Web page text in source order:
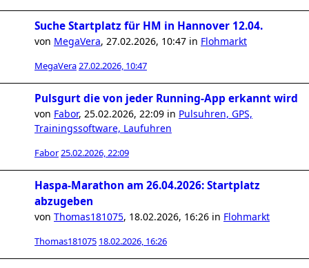
Suche Startplatz für HM in Hannover 12.04.
von MegaVera, 27.02.2026, 10:47 in Flohmarkt
MegaVera27.02.2026, 10:47
Pulsgurt die von jeder Running-App erkannt wird
von Fabor, 25.02.2026, 22:09 in Pulsuhren, GPS,
Trainingssoftware, Laufuhren
Fabor25.02.2026, 22:09
Haspa-Marathon am 26.04.2026: Startplatz
abzugeben
von Thomas181075, 18.02.2026, 16:26 in Flohmarkt
Thomas181075 18.02.2026, 16:26